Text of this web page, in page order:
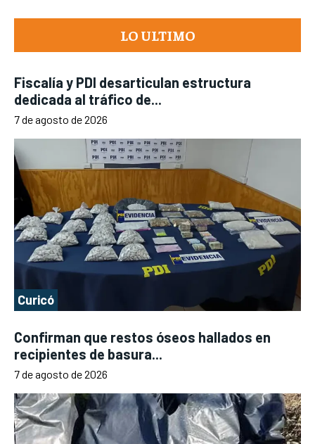
LO ULTIMO
Fiscalía y PDI desarticulan estructura
dedicada al tráfico de...
7 de agosto de 2026
Curicó
Confirman que restos óseos hallados en
recipientes de basura...
7 de agosto de 2026